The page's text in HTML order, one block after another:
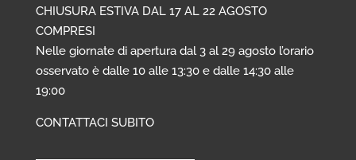
CHIUSURA ESTIVA DAL 17 AL 22 AGOSTO
COMPRESI
Nelle giornate di apertura dal 3 al 29 agosto l’orario
osservato è dalle 10 alle 13:30 e dalle 14:30 alle
19:00
CONTATTACI SUBITO